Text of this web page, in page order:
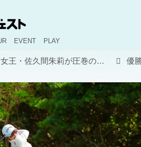
EVENT PLAY
女王・佐久間朱莉が圧巻の逃げ切り! 亡きジャンボ尾崎へ捧ぐ"開幕V"と、記録ずくめで熱狂した沖縄の4日間【国内女子ツアー】